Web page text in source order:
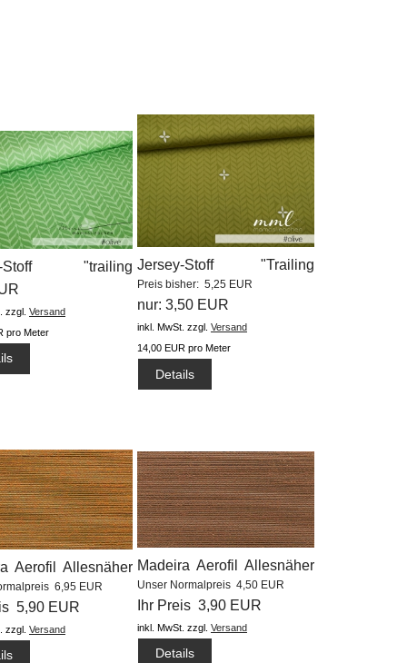
Stoff "trailing
zzgl. Versand
pro Meter
Jersey-Stoff "Trailing
leaves...
Preis bisher: 5,25 EUR
nur: 3,50 EUR
inkl. MwSt. zzgl. Versand
14,00 EUR pro Meter
Details
Aerofil Allesnäher
#9735 6,95 EUR
5,90 EUR
zzgl. Versand
Madeira Aerofil Allesnäher
(400m) #8658
Unser Normalpreis 4,50 EUR
Ihr Preis 3,90 EUR
inkl. MwSt. zzgl. Versand
Details